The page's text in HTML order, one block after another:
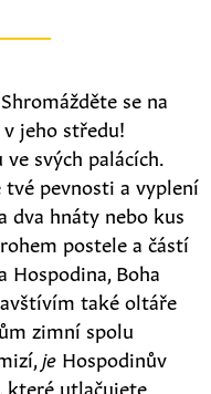
se na
jeho středu!
svých palácích.
pevnosti a vyplení
dva hnáty nebo kus
postele a částí
Hospodina, Boha
také oltáře
zimní spolu
je Hospodinův
které utlačujete